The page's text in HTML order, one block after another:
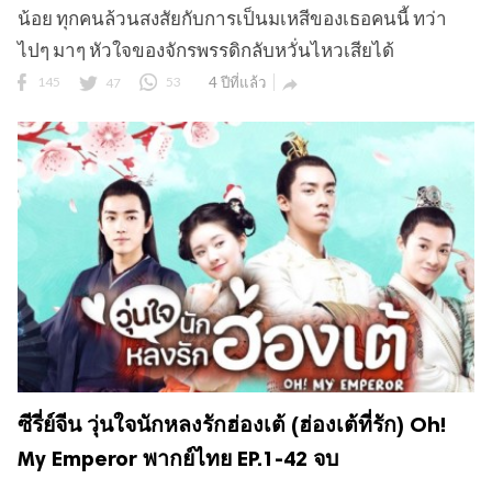
น้อย ทุกคนล้วนสงสัยกับการเป็นมเหสีของเธอคนนี้ ทว่า
ไปๆ มาๆ หัวใจของจักรพรรดิกลับหวั่นไหวเสียได้
145 47 53 4 ปีที่แล้ว 
ซีรี่ย์จีน วุ่นใจนักหลงรักฮ่องเต้ (ฮ่องเต้ที่รัก) Oh!
My Emperor พากย์ไทย EP.1-42 จบ